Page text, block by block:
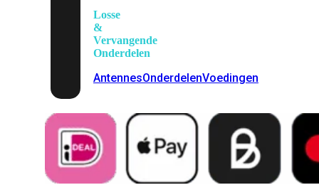
Losse
&
Vervangende
Onderdelen
AntennesOnderdelenVoedingen